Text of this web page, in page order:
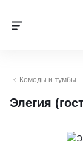
Комоды и тумбы
Элегия